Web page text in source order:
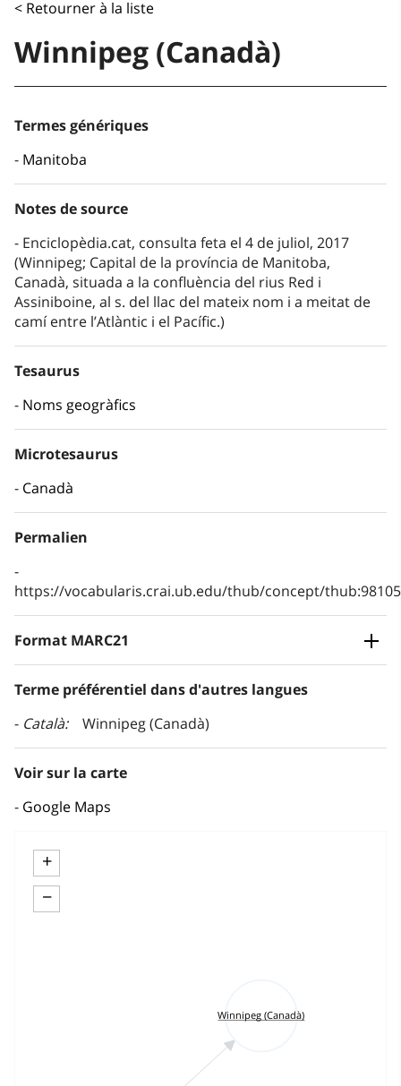
< Retourner à la liste
Winnipeg (Canadà)
Termes génériques
Manitoba
Notes de source
Enciclopèdia.cat, consulta feta el 4 de juliol, 2017
(Winnipeg; Capital de la província de Manitoba,
Canadà, situada a la confluència del rius Red i
Assiniboine, al s. del llac del mateix nom i a meitat de
camí entre l’Atlàntic i el Pacífic.)
Tesaurus
Noms geogràfics
Microtesaurus
Canadà
Permalien
https://vocabularis.crai.ub.edu/thub/concept/
Format MARC21
Terme préférentiel dans d'autres langues
Català
Winnipeg (Canadà)
Voir sur la carte
Google Maps
+
−
Winnipeg (Canadà)